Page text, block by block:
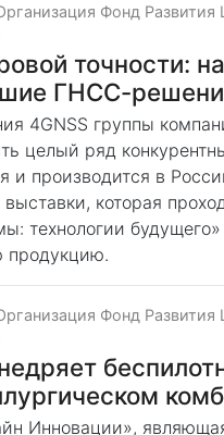
Фонд
точности:
ГНСС-
4GNSS группы
целый ряд
и производится в
которая
технологии
продукцию.
Фонд
Инновации»,